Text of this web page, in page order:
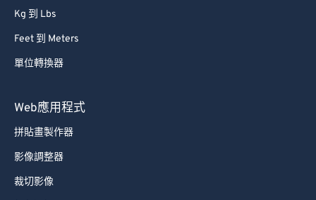
Kg 到 Lbs
Feet 到 Meters
單位轉換器
Web應用程式
拼貼畫製作器
影像調整器
裁切影像